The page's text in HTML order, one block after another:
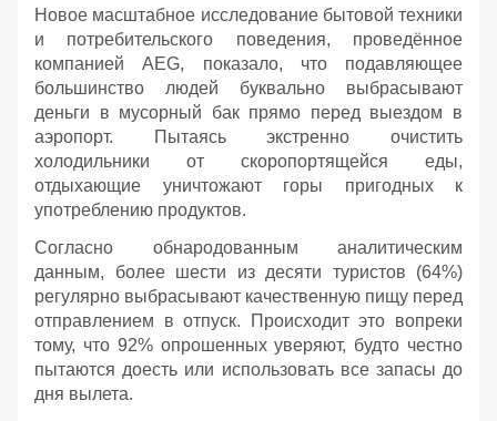
Новое масштабное исследование бытовой техники
и потребительского поведения, проведённое
компанией AEG, показало, что подавляющее
большинство людей буквально выбрасывают
деньги в мусорный бак прямо перед выездом в
аэропорт. Пытаясь экстренно очистить
холодильники от скоропортящейся еды,
отдыхающие уничтожают горы пригодных к
употреблению продуктов.
Согласно обнародованным аналитическим
данным, более шести из десяти туристов (64%)
регулярно выбрасывают качественную пищу перед
отправлением в отпуск. Происходит это вопреки
тому, что 92% опрошенных уверяют, будто честно
пытаются доесть или использовать все запасы до
дня вылета.